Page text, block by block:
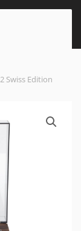
Swiss Edition